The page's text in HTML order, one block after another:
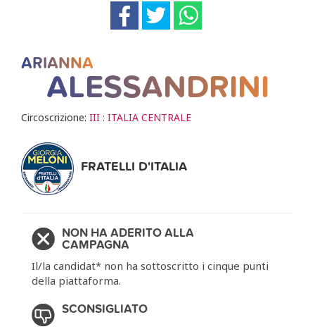
ARIANNA
ALESSANDRINI
Circoscrizione: III : ITALIA CENTRALE
FRATELLI D'ITALIA
NON HA ADERITO ALLA
CAMPAGNA
Il/la candidat* non ha sottoscritto i cinque punti
della piattaforma.
SCONSIGLIATO